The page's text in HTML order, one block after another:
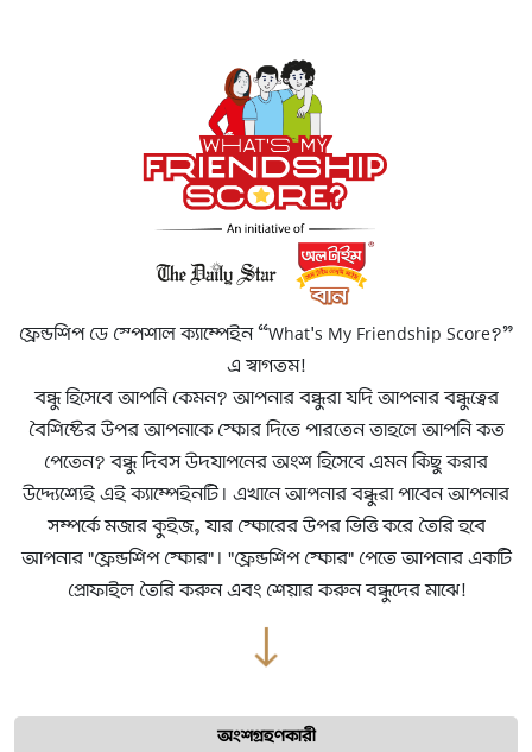
ফ্রেন্ডশিপ ডে স্পেশাল ক্যাম্পেইন “What's My Friendship Score?”
এ স্বাগতম!
বন্ধু হিসেবে আপনি কেমন? আপনার বন্ধুরা যদি আপনার বন্ধুত্বের
বৈশিষ্টের উপর আপনাকে স্কোর দিতে পারতেন তাহলে আপনি কত
পেতেন? বন্ধু দিবস উদযাপনের অংশ হিসেবে এমন কিছু করার
উদ্দ্যেশ্যেই এই ক্যাম্পেইনটি। এখানে আপনার বন্ধুরা পাবেন আপনার
সম্পর্কে মজার কুইজ, যার স্কোরের উপর ভিত্তি করে তৈরি হবে
আপনার "ফ্রেন্ডশিপ স্কোর"। "ফ্রেন্ডশিপ স্কোর" পেতে আপনার একটি
প্রোফাইল তৈরি করুন এবং শেয়ার করুন বন্ধুদের মাঝে!
অংশগ্রহণকারী